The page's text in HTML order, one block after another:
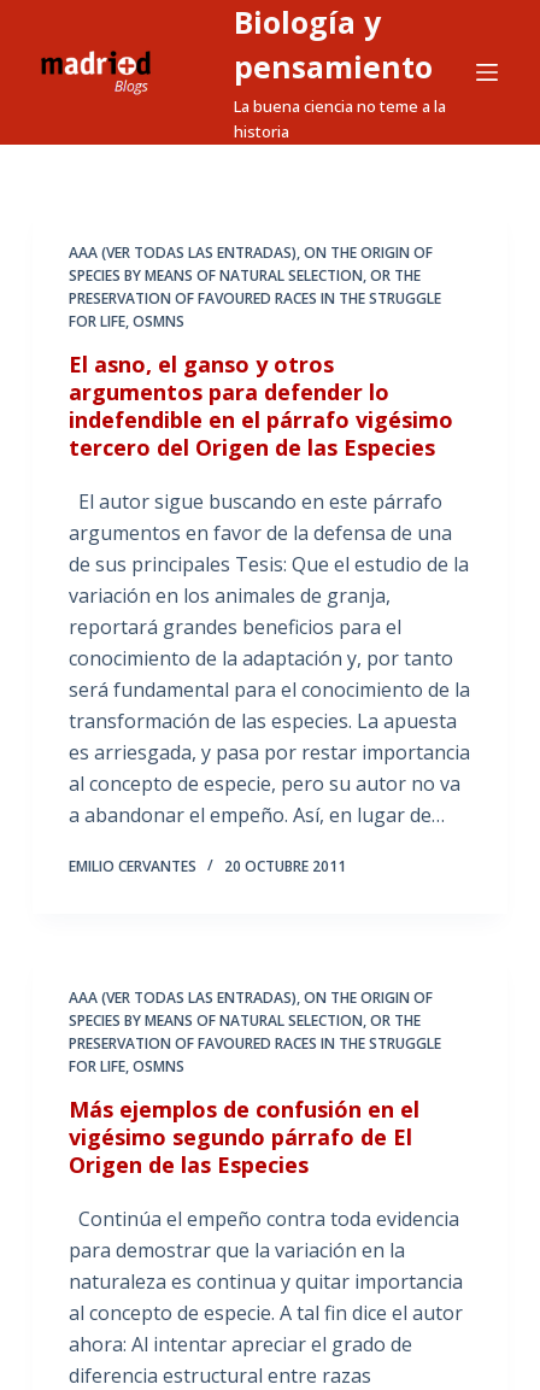
a
Biología y
pensamiento
La buena ciencia no teme a la
historia
AAA (VER TODAS LAS ENTRADAS),ON THE ORIGIN OF
SPECIES BY MEANS OF NATURAL SELECTION,OR THE
PRESERVATION OF FAVOURED RACES IN THE STRUGGLE
FOR LIFE,OSMNS
El asno, el ganso y otros
argumentos para defender lo
indefendible en el párrafo vigésimo
tercero del Origen de las Especies
El autor sigue buscando en este párrafo
argumentos en favor de la defensa de una
de sus principales Tesis: Que el estudio de la
variación en los animales de granja,
reportará grandes beneficios para el
conocimiento de la adaptación y, por tanto
será fundamental para el conocimiento de la
transformación de las especies. La apuesta
es arriesgada, y pasa por restar importancia
al concepto de especie, pero su autor no va
a abandonar el empeño. Así, en lugar de…
EMILIO CERVANTES 20 OCTUBRE 2011
AAA (VER TODAS LAS ENTRADAS),ON THE ORIGIN OF
SPECIES BY MEANS OF NATURAL SELECTION,OR THE
PRESERVATION OF FAVOURED RACES IN THE STRUGGLE
FOR LIFE,OSMNS
Más ejemplos de confusión en el
vigésimo segundo párrafo de El
Origen de las Especies
Continúa el empeño contra toda evidencia
para demostrar que la variación en la
naturaleza es continua y quitar importancia
al concepto de especie. A tal fin dice el autor
ahora: Al intentar apreciar el grado de
diferencia estructural entre razas